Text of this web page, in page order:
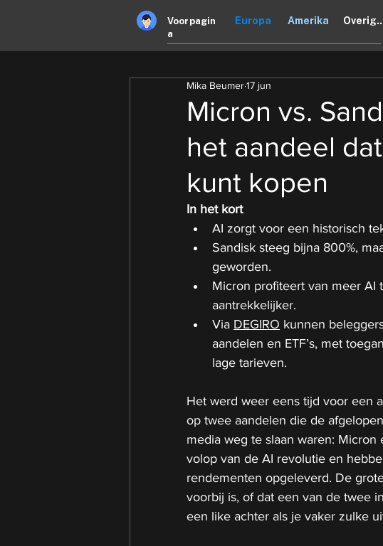
Voorpagin
a
Europa Amerika Overig..
Micron vs.
het aandeel
kunt kopen
Mika Beumer17 jun
In het kort
AI zorgt voor een historisch
Sandisk steeg bijna 800%,
geworden.
Micron profiteert van meer AI
aantrekkelijker.
Via DEGIRO kunnen
aandelen en ETF’s, met
lage tarieven.
Het werd weer eens tijd voor een
op twee aandelen die de
media weg te slaan waren:
volop van de AI revolutie en
rendementen opgeleverd. De
voorbij is, of dat een van de twee
een like achter als je vaker zulke